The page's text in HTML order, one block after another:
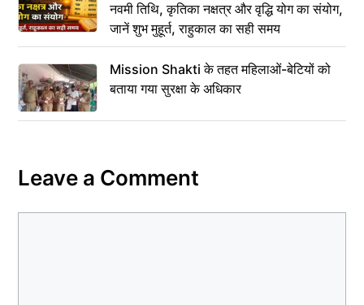
नवमी तिथि, कृतिका नक्षत्र और वृद्धि योग का संयोग,
जानें शुभ मुहूर्त, राहुकाल का सही समय
Mission Shakti के तहत महिलाओं-बेटियों को
बताया गया सुरक्षा के अधिकार
Leave a Comment